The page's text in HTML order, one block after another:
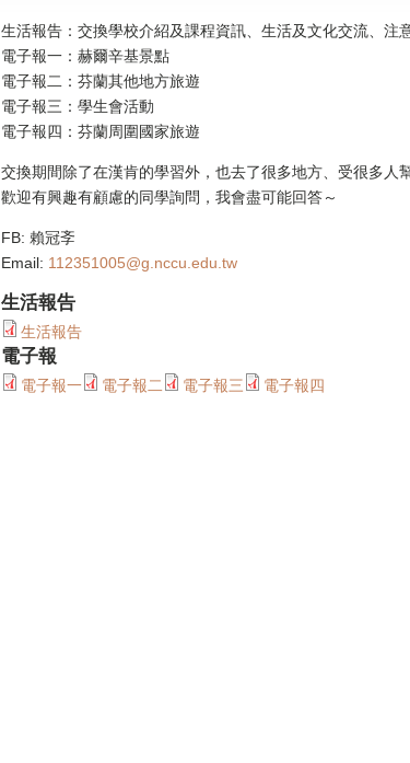
生活報告：交換學校介紹及課程資訊、生活及文化交流、注
電子報一：赫爾辛基景點
電子報二：芬蘭其他地方旅遊
電子報三：學生會活動
電子報四：芬蘭周圍國家旅遊
交換期間除了在漢肯的學習外，也去了很多地方、受很多人
歡迎有興趣有顧慮的同學詢問，我會盡可能回答～
FB: 賴冠斈
Email: 112351005@g.nccu.edu.tw
生活報告
生活報告
電子報
電子報一 電子報二 電子報三 電子報四